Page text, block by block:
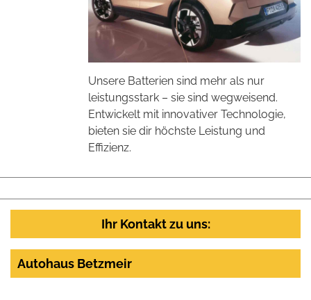
Unsere Batterien sind mehr als nur
leistungsstark – sie sind wegweisend.
Entwickelt mit innovativer Technologie,
bieten sie dir höchste Leistung und
Effizienz.
Ihr Kontakt zu uns:
Autohaus Betzmeir